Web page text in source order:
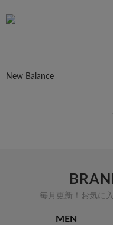
New Balance
毎月更新！お気に
MEN